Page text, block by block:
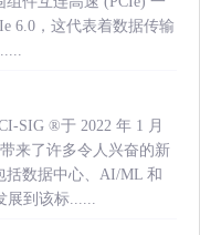
6.0，这代表着数据传输
SIG ®于 2022 年 1 月
来了许多令人兴奋的新
括数据中心、AI/ML 和
展到该标......